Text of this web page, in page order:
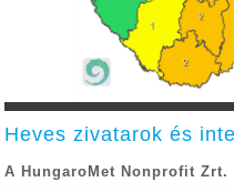
Heves zivatarok és
A HungaroMet Nonprofit Zrt.